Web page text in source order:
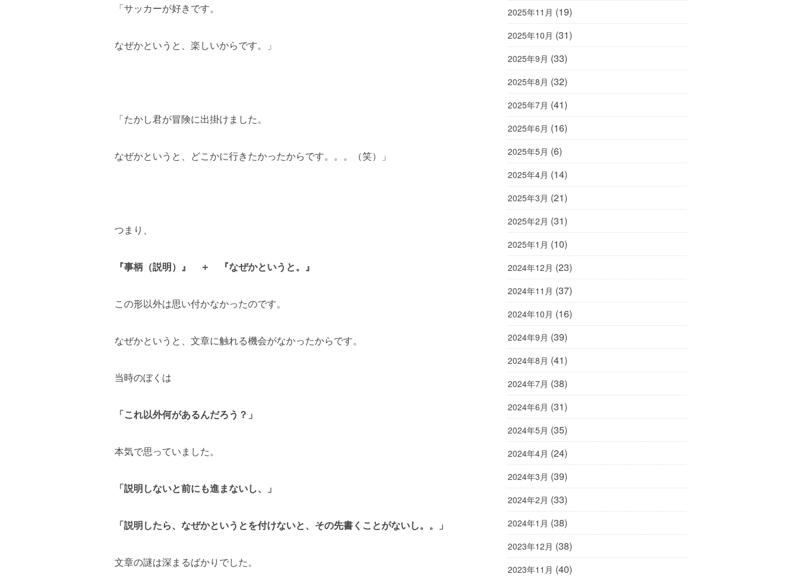
「サッカーが好きです。
なぜかというと、楽しいからです。」
「たかし君が冒険に出掛けました。
なぜかというと、どこかに行きたかったからです。。。（笑）」
つまり、
『事柄（説明）』 ＋ 『なぜかというと。』
この形以外は思い付かなかったのです。
なぜかというと、文章に触れる機会がなかったからです。
当時のぼくは
「これ以外何があるんだろう？」
本気で思っていました。
「説明しないと前にも進まないし、」
「説明したら、なぜかというとを付けないと、その先書くことがないし。。」
文章の謎は深まるばかりでした。
2025年11月 (19)
2025年10月 (31)
2025年9月 (33)
2025年8月 (32)
2025年7月 (41)
2025年6月 (16)
2025年5月 (6)
2025年4月 (14)
2025年3月 (21)
2025年2月 (31)
2025年1月 (10)
2024年12月 (23)
2024年11月 (37)
2024年10月 (16)
2024年9月 (39)
2024年8月 (41)
2024年7月 (38)
2024年6月 (31)
2024年5月 (35)
2024年4月 (24)
2024年3月 (39)
2024年2月 (33)
2024年1月 (38)
2023年12月 (38)
2023年11月 (40)